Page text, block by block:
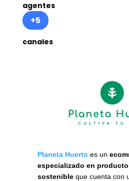
agentes
+5
canales
Planeta Huerto es un
especializado en
sostenibleque cuenta con